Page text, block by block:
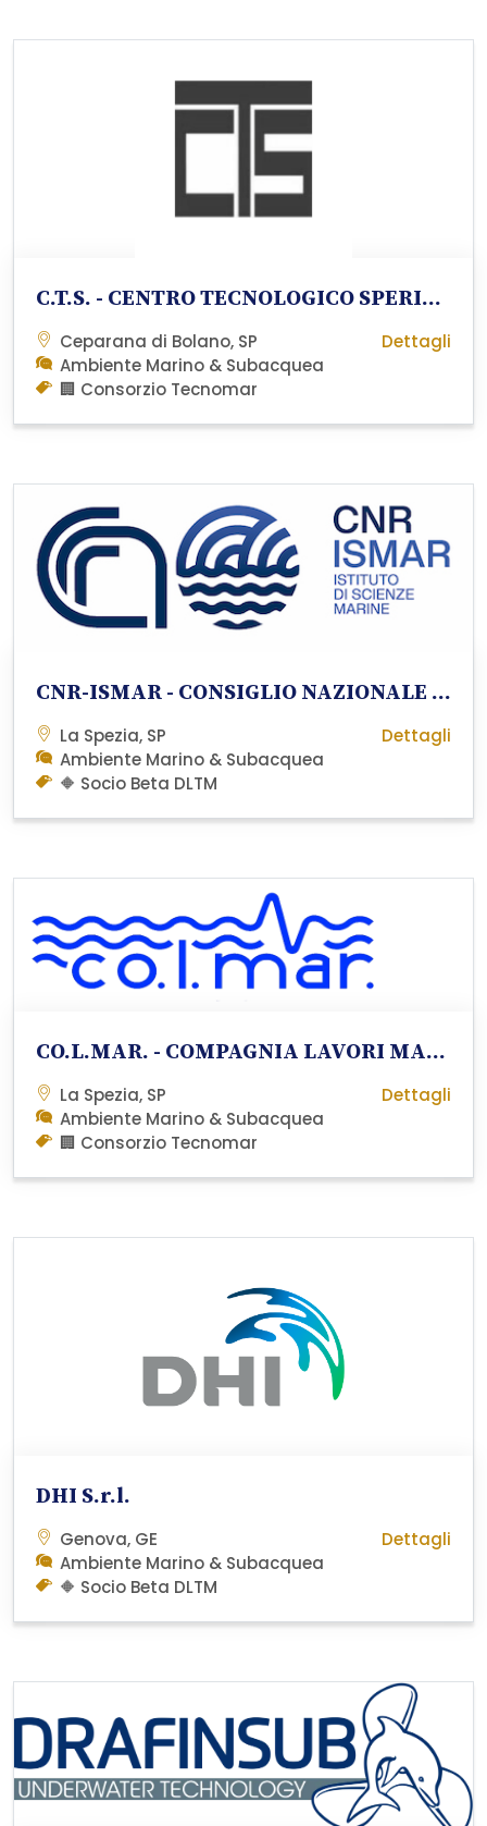
C.T.S. - CENTRO TECNOLOGICO SPERIMENTALE S.r.l.
Ceparana di Bolano, SP
Ambiente Marino & Subacquea
🏢 Consorzio Tecnomar
Dettagli
CNR-ISMAR - CONSIGLIO NAZIONALE DELLE RICERCHE-ISTITUTO DI SCIENZE MARINE
La Spezia, SP
Ambiente Marino & Subacquea
🔶 Socio Beta DLTM
Dettagli
CO.L.MAR. - COMPAGNIA LAVORI MARINI S.r.l.
La Spezia, SP
Ambiente Marino & Subacquea
🏢 Consorzio Tecnomar
Dettagli
DHI S.r.l.
Genova, GE
Ambiente Marino & Subacquea
🔶 Socio Beta DLTM
Dettagli